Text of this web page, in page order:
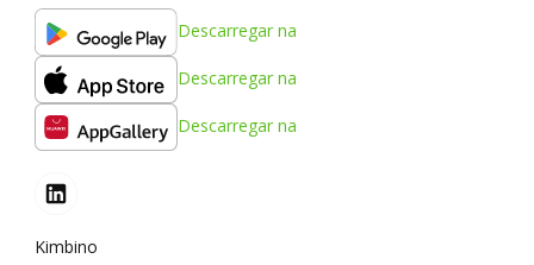
Descarregar na
Descarregar na
Descarregar na
Kimbino